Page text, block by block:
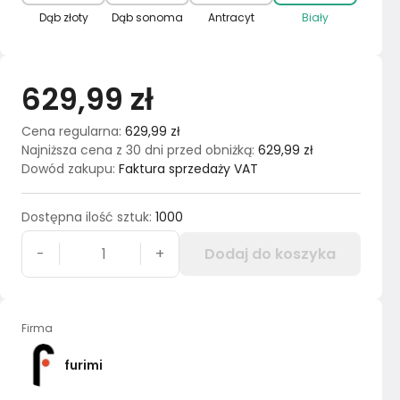
629,99 zł
Cena regularna: 629,99 zł
Najniższa cena z 30 dni przed obniżką: 629,99 zł
Dowód zakupu: Faktura sprzedaży VAT
Dostępna ilość sztuk: 1000
- + Dodaj do koszyka
Dąb złoty Dąb sonoma Antracyt Biały
Firma
furimi